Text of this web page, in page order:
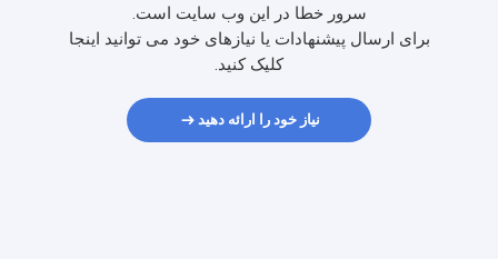
سرور خطا در این وب سایت است.
برای ارسال پیشنهادات یا نیازهای خود می توانید اینجا
کلیک کنید.
نیاز خود را ارائه دهید